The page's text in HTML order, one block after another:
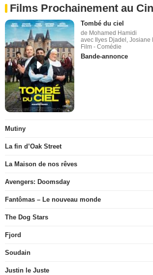
Films Prochainement au
Tombé du ciel
de Mohamed Hamidi
avec Ilyes Djadel, Josiane
Film - Comédie
Bande-annonce
Mutiny
La fin d’Oak Street
La Maison de nos rêves
Avengers: Doomsday
Fantômas – Le nouveau monde
The Dog Stars
Fjord
Soudain
Justin le Juste